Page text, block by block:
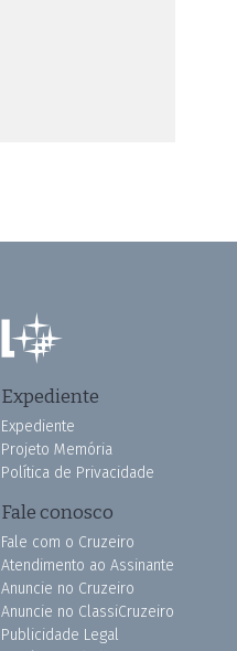
Expediente
Expediente
Projeto Memória
Política de Privacidade
Fale conosco
Fale com o Cruzeiro
Atendimento ao Assinante
Anuncie no Cruzeiro
Anuncie no ClassiCruzeiro
Publicidade Legal